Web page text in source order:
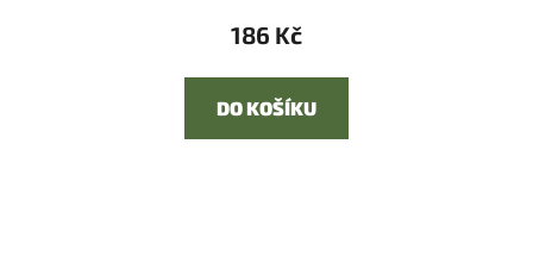
186 Kč
DO KOŠÍKU